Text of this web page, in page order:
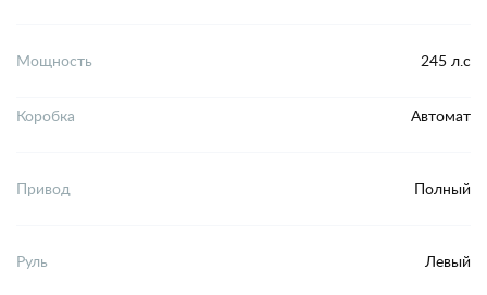
Мощность 245 л.с
Коробка Автомат
Привод Полный
Руль Левый